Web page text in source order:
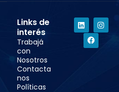
Links de
interés
Trabajá
con
Nosotros
Contacta
nos
Políticas